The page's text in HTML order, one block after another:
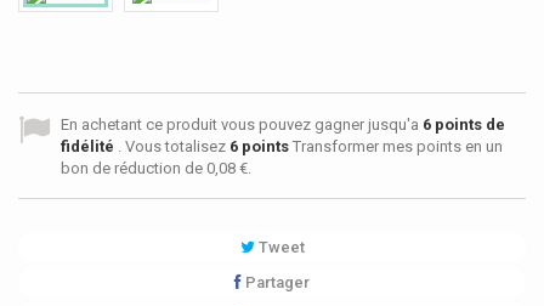
En achetant ce produit vous pouvez gagner jusqu'a 6 points de
fidélité
. Vous totalisez 6 points Transformer mes points en un
bon de réduction de 0,08 €
Tweet
Partager